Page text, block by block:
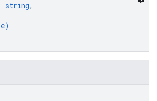
string,
)